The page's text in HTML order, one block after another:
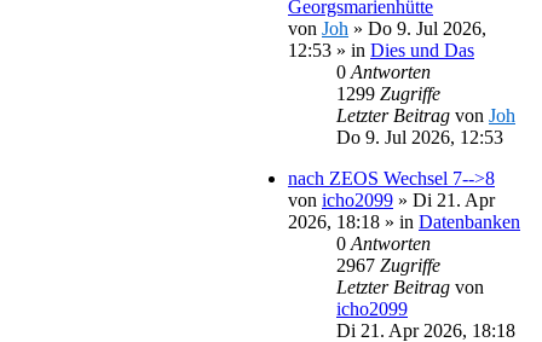
Georgsmarienhütte
von Joh » Do 9. Jul 2026,
12:53 » in Dies und Das
0 Antworten
1299 Zugriffe
Letzter Beitrag von Joh
Do 9. Jul 2026, 12:53
nach ZEOS Wechsel 7-->8
von icho2099 » Di 21. Apr
2026, 18:18 » in Datenbanken
0 Antworten
2967 Zugriffe
Letzter Beitrag von
icho2099
Di 21. Apr 2026, 18:18